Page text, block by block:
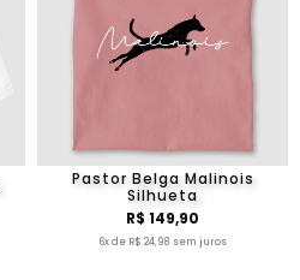
Pastor Belga Malinois
Silhueta
R$ 149,90
6x de R$ 24,98 sem juros